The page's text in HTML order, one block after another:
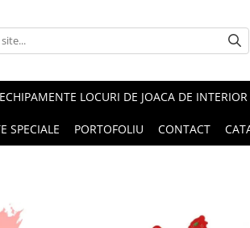
ECHIPAMENTE LOCURI DE JOACA DE INTERIOR
SPECIALE PORTOFOLIU CONTACT